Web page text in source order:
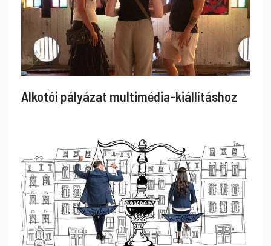
Alkotói pályázat multimédia-kiállításhoz